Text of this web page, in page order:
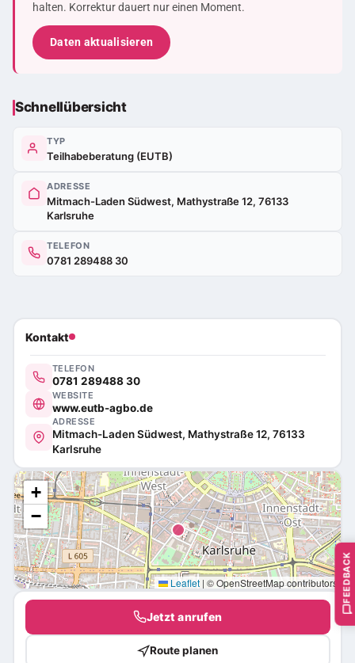
halten. Korrektur dauert nur einen Moment.
Daten aktualisieren
Schnellübersicht
TYP
Teilhabeberatung (EUTB)
ADRESSE
Mitmach-Laden Südwest, Mathystraße 12, 76133
Karlsruhe
TELEFON
0781 289488 30
Kontakt
TELEFON
0781 289488 30
WEBSITE
www.eutb-agbo.de
ADRESSE
Mitmach-Laden Südwest, Mathystraße 12, 76133
Karlsruhe
+
−
Leaflet | © OpenStreetMap contributors
Jetzt anrufen
Route planen
FEEDBACK